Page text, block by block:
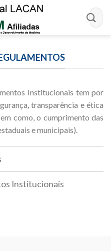
Institucionais tem por
transparência e ética
como, o cumprimento das
e municipais).
Institucionais